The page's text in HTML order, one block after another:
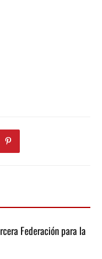
Federación para la